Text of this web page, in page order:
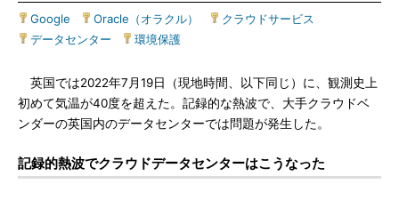
Google Oracle（オラクル） クラウドサービス
データセンター
環境保護
英国では2022年7月19日（現地時間、以下同じ）に、観測史上
初めて気温が40度を超えた。記録的な熱波で、大手クラウドベ
ンダーの英国内のデータセンターでは問題が発生した。
記録的熱波でクラウドデータセンターはこうなった